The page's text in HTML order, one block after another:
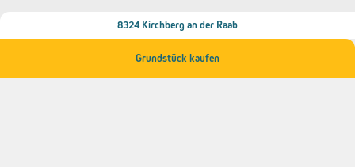
8324 Kirchberg an der Raab
Grundstück kaufen